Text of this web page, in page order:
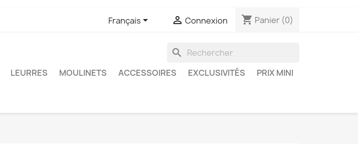
Français  Connexion shopping_cart Panier (0)
search
LEURRES MOULINETS ACCESSOIRES EXCLUSIVITÉS
PRIX MINI